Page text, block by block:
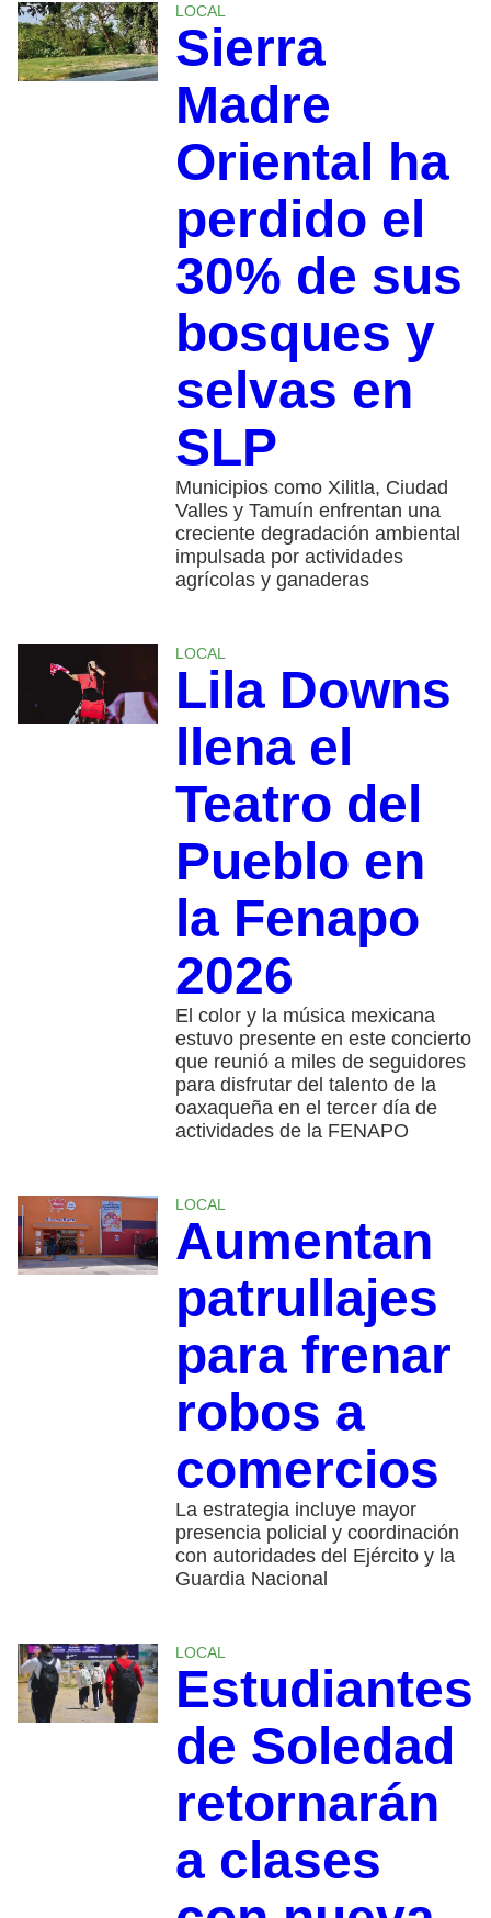
LOCAL
Sierra
Madre
Oriental ha
perdido el
30% de sus
bosques y
selvas en
SLP
Municipios como Xilitla, Ciudad
Valles y Tamuín enfrentan una
creciente degradación ambiental
impulsada por actividades
agrícolas y ganaderas
LOCAL
Lila Downs
llena el
Teatro del
Pueblo en
la Fenapo
2026
El color y la música mexicana
estuvo presente en este concierto
que reunió a miles de seguidores
para disfrutar del talento de la
oaxaqueña en el tercer día de
actividades de la FENAPO
LOCAL
Aumentan
patrullajes
para frenar
robos a
comercios
La estrategia incluye mayor
presencia policial y coordinación
con autoridades del Ejército y la
Guardia Nacional
LOCAL
Estudiantes
de Soledad
retornarán
a clases